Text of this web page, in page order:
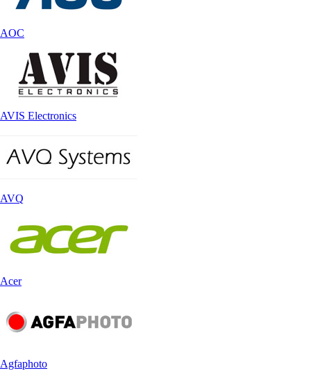
AOC
AVIS Electronics
AVQ
Acer
Agfaphoto